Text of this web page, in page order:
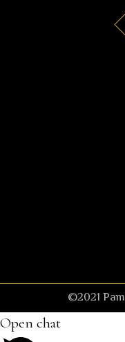
©2021
Open chat